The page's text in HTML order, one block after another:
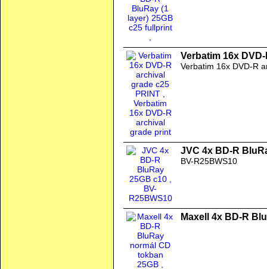
Verbatim 16x
Verbatim 16x DVD-R
JVC 4x BD-R
BV-R25BWS10
Maxell 4x BD-R